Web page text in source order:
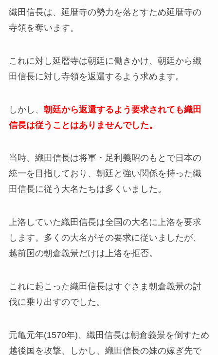
織田信長は、延暦寺の勢力を落とすため延暦寺の
寺領を奪います。
これに対し延暦寺は朝廷に働きかけ、朝廷から織
田信長に対し寺領を返還するよう求めます。
しかし、 朝廷から返還するよう要求されても織田
信長は従うことはありませんでした。
当時、織田信長は将軍・足利義昭のもとで日本の
統一を目指しており、朝廷と強い関係を持った織
田信長に従う大名たちは多くいました。
上洛していた織田信長は全国の大名に上洛を要求
します。多くの大名がその要求に従いましたが、
越前国の朝倉義景だけは上洛を拒否。
これに起こった織田信長はすぐさま朝倉義景の討
伐に乗り出すのでした。
元亀元年(1570年)、織田信長は朝倉義景を倒すため
越後国を攻撃、しかし、織田信長の妹の嫁ぎ先で